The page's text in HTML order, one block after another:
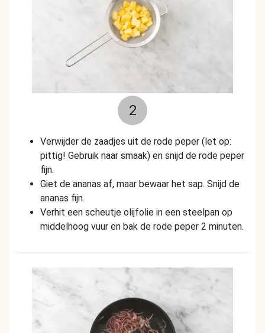
2
Verwijder de zaadjes uit de rode peper (let op:
pittig! Gebruik naar smaak) en snijd de rode peper
fijn.
Giet de ananas af, maar bewaar het sap. Snijd de
ananas fijn.
Verhit een scheutje olijfolie in een steelpan op
middelhoog vuur en bak de rode peper 2 minuten.